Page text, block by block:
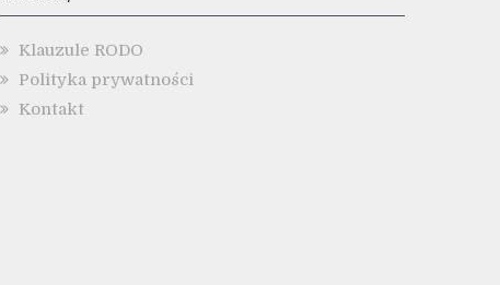
Klauzule RODO
Polityka prywatności
Kontakt